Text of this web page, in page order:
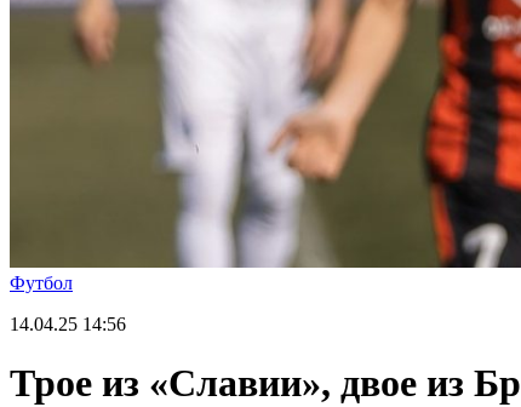
Футбол
14.04.25 14:56
Трое из «Славии», двое из